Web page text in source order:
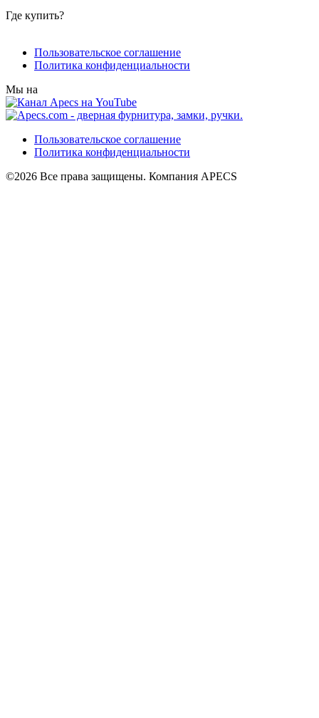
Где купить?
Пользовательское соглашение
Политика конфиденциальности
Мы на
Пользовательское соглашение
Политика конфиденциальности
©2026 Все права защищены. Компания APECS